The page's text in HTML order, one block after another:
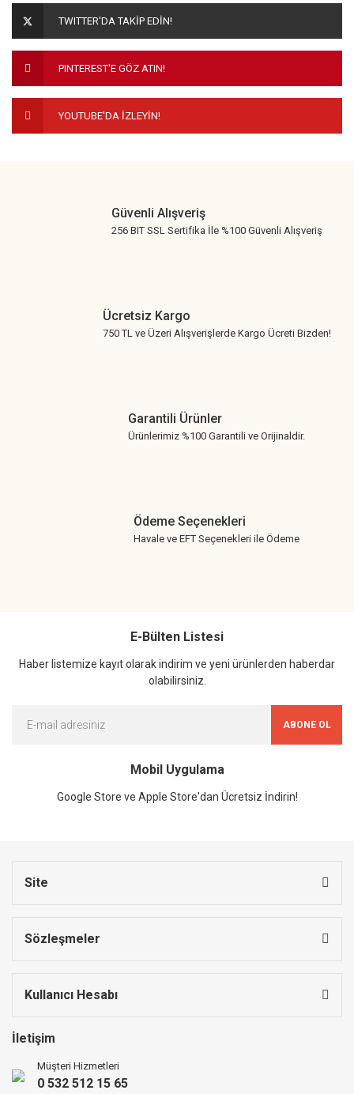
Ürün açıklamasında eksik bilgiler bulunuyor.
Ürün fiyatı diğer sitelerden daha pahalı.
Bu ürüne benzer farklı alternatifler olmalı.
TWITTER'DA TAKİP EDİN!
PINTEREST'E GÖZ ATIN!
YOUTUBE'DA İZLEYİN!
Güvenli Alışveriş
256 BIT SSL Sertifika İle %100 Güvenli Alışveriş
Ücretsiz Kargo
750 TL ve Üzeri Alışverişlerde Kargo Ücreti Bizden!
Garantili Ürünler
Ürünlerimiz %100 Garantili ve Orijinaldir.
Ödeme Seçenekleri
Havale ve EFT Seçenekleri ile Ödeme
E-Bülten Listesi
Haber listemize kayıt olarak indirim ve yeni ürünlerden haberdar
olabilirsiniz.
ABONE OL
Mobil Uygulama
Google Store ve Apple Store'dan Ücretsiz İndirin!
Site
Sözleşmeler
Kullanıcı Hesabı
İletişim
Müşteri Hizmetleri
0 532 512 15 65